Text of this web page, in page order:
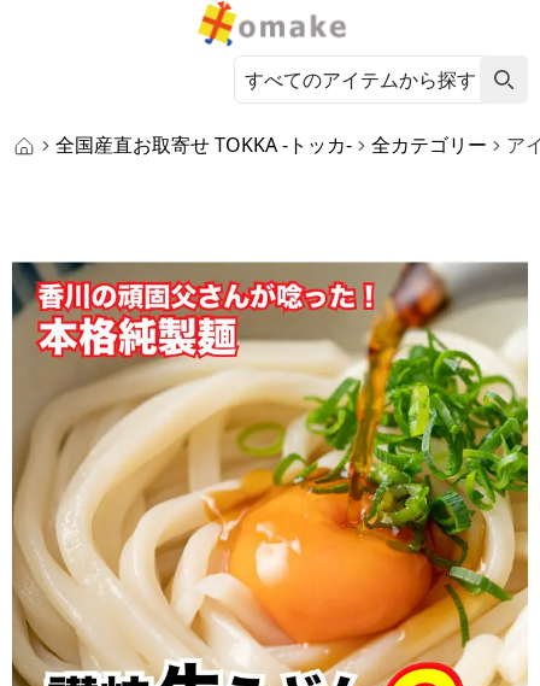
全国産直お取寄せ TOKKA -トッカ- 全カテゴリー ア